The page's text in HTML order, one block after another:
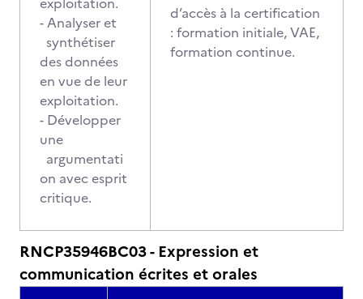
- Analyser et
synthétiser
des données
en vue de leur
exploitation.
- Développer
une
argumentati
on avec esprit
critique.
d’accès à la certification
: formation initiale, VAE,
formation continue.
RNCP35946BC03 - Expression et
communication écrites et orales